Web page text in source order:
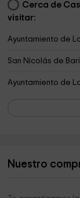
Cerca de
visitar:
Ayuntamiento de
San Nicolás de Bari
Ayuntamiento de
Necrópolis de
Nuestro